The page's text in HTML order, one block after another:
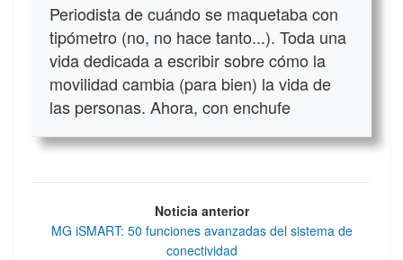
Periodista de cuándo se maquetaba con
tipómetro (no, no hace tanto...). Toda una
vida dedicada a escribir sobre cómo la
movilidad cambia (para bien) la vida de
las personas. Ahora, con enchufe
Noticia anterior
MG iSMART: 50 funciones avanzadas del sistema de
conectividad